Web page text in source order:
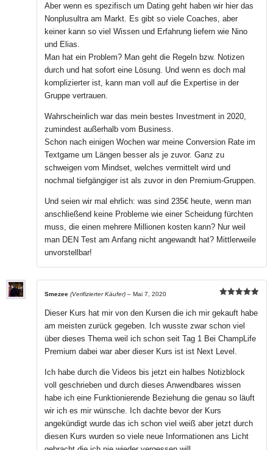
Aber wenn es spezifisch um Dating geht haben wir hier das
Nonplusultra am Markt. Es gibt so viele Coaches, aber
keiner kann so viel Wissen und Erfahrung liefern wie Nino
und Elias.
Man hat ein Problem? Man geht die Regeln bzw. Notizen
durch und hat sofort eine Lösung. Und wenn es doch mal
komplizierter ist, kann man voll auf die Expertise in der
Gruppe vertrauen.
Wahrscheinlich war das mein bestes Investment in 2020,
zumindest außerhalb vom Business.
Schon nach einigen Wochen war meine Conversion Rate im
Textgame um Längen besser als je zuvor. Ganz zu
schweigen vom Mindset, welches vermittelt wird und
nochmal tiefgängiger ist als zuvor in den Premium-Gruppen.
Und seien wir mal ehrlich: was sind 235€ heute, wenn man
anschließend keine Probleme wie einer Scheidung fürchten
muss, die einen mehrere Millionen kosten kann? Nur weil
man DEN Test am Anfang nicht angewandt hat? Mittlerweile
unvorstellbar!
5
von 5
Smezee (Verifizierter Käufer) – Mai 7, 2020
Dieser Kurs hat mir von den Kursen die ich mir gekauft habe
am meisten zurück gegeben. Ich wusste zwar schon viel
über dieses Thema weil ich schon seit Tag 1 Bei ChampLife
Premium dabei war aber dieser Kurs ist ist Next Level.
Ich habe durch die Videos bis jetzt ein halbes Notizblock
voll geschrieben und durch dieses Anwendbares wissen
habe ich eine Funktionierende Beziehung die genau so läuft
wir ich es mir wünsche. Ich dachte bevor der Kurs
angekündigt wurde das ich schon viel weiß aber jetzt durch
diesen Kurs wurden so viele neue Informationen ans Licht